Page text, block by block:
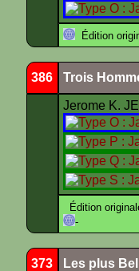
Édition
386 Trois
Jerome K.
Édition
-
373 Les plus